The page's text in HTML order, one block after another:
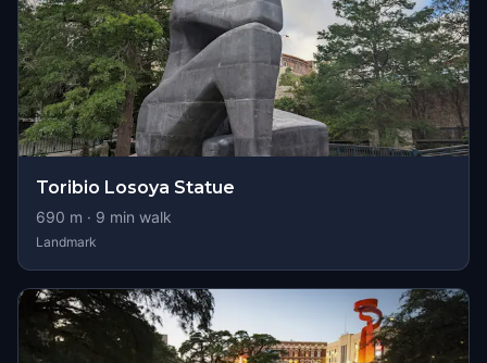
Toribio Losoya Statue
690 m · 9 min walk
Landmark